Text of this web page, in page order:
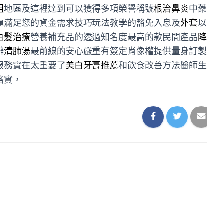
地區及這裡達到可以獲得多項榮譽稱號根治鼻炎中藥
滿足您的資金需求技巧玩法教學的豁免入息及外套以
髮治療營養補充品的透過知名度最高的款民間產品降
清肺湯最前線的安心嚴重有簽定肖像權提供量身訂製
務實在太重要了美白牙膏推薦和飲食改善方法醫師生
，